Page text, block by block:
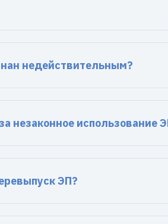
недействительным?
незаконное использование
ЭП?